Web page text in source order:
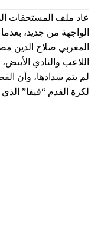
عاد ملف المستحقات
الواجهة من جديد،
المغربي صلاح الدين
اللاعب والنادي
لم يتم سدادها، وأن
لكرة القدم “فيفا”